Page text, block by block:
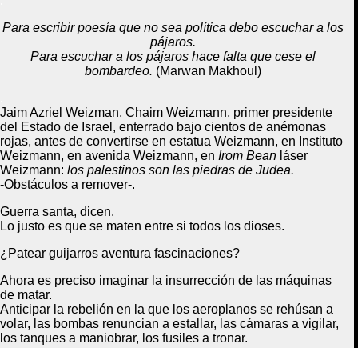
Para escribir poesía que no sea política debo escuchar a los
pájaros.
Para escuchar a los pájaros hace falta que cese el
bombardeo. (Marwan Makhoul)
Jaim Azriel Weizman, Chaim Weizmann, primer presidente
del Estado de Israel, enterrado bajo cientos de anémonas
rojas, antes de convertirse en estatua Weizmann, en Instituto
Weizmann, en avenida Weizmann, en Irom Bean láser
Weizmann: los palestinos son las piedras de Judea.
-Obstáculos a remover-.
Guerra santa, dicen.
Lo justo es que se maten entre si todos los dioses.
¿Patear guijarros aventura fascinaciones?
Ahora es preciso imaginar la insurrección de las máquinas
de matar.
Anticipar la rebelión en la que los aeroplanos se rehúsan a
volar, las bombas renuncian a estallar, las cámaras a vigilar,
los tanques a maniobrar, los fusiles a tronar.